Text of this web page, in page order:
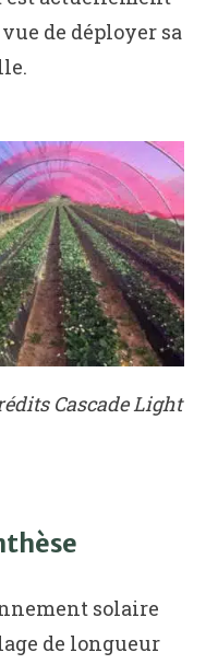
de déployer sa
Cascade Light
solaire
de longueur